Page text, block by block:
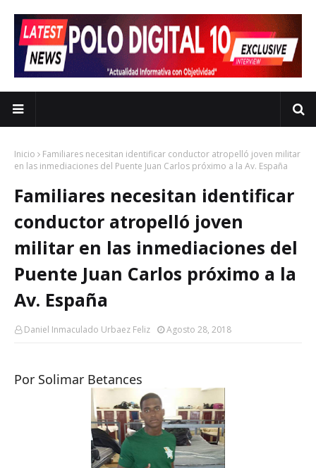
Inicio
Familiares necesitan identificar conductor atropelló joven militar
en las inmediaciones del Puente Juan Carlos próximo a la Av. España
Familiares necesitan identificar
conductor atropelló joven
militar en las inmediaciones del
Puente Juan Carlos próximo a la
Av. España
Daniel Inmaculado Urbaez Feliz Agosto 28, 2018
Por Solimar Betances